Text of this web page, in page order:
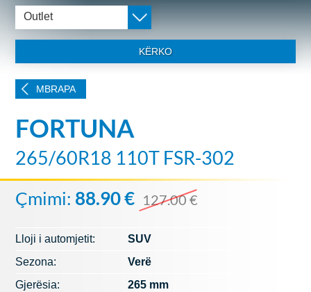
Outlet
KËRKO
MBRAPA
FORTUNA
265/60R18 110T FSR-302
Çmimi: 88.90 € 127.00 €
Lloji i automjetit:
SUV
Sezona:
Verë
Gjerësia:
265 mm